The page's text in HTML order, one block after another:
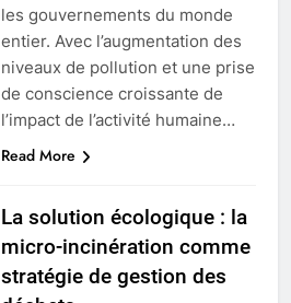
les gouvernements du monde
entier. Avec l’augmentation des
niveaux de pollution et une prise
de conscience croissante de
l’impact de l’activité humaine…
Read More
La solution écologique : la
micro-incinération comme
stratégie de gestion des